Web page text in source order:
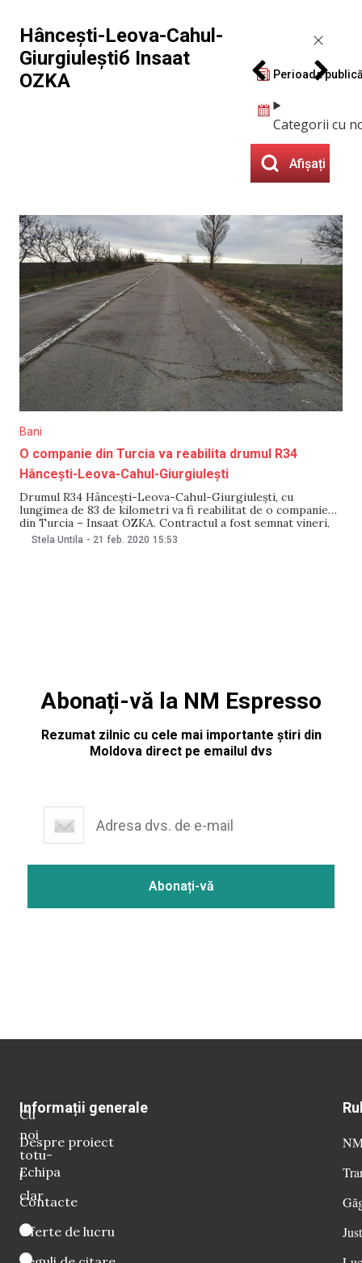
Hâncești-Leova-Cahul-
Giurgiuleștiб Insaat
OZKA
Perioada
Categorii cu
Afișați
Bani
O companie din Turcia va reabilita drumul R34
Hâncești-Leova-Cahul-Giurgiulești
Drumul R34 Hâncești-Leova-Cahul-Giurgiulești, cu
lungimea de 83 de kilometri va fi reabilitat de o companie
din Turcia – Insaat OZKA. Contractul a fost semnat vineri,
21 februarie, iar valoarea acestuia constituie 56,5 milioane
Stela Untila - 21 feb. 2020 15:53
Abonați-vă la NM Espresso
Rezumat zilnic cu cele mai importante știri din
Moldova direct pe emailul dvs
Cu
noi
totu-
i
clar
Informații generale
Despre proiect
Echipa
Contacte
Oferte de lucru